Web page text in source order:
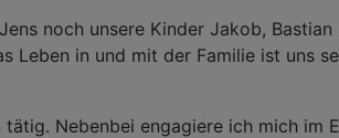
noch unsere Kinder Jakob,
Leben in und mit der Familie ist uns
Nebenbei engagiere ich mich im